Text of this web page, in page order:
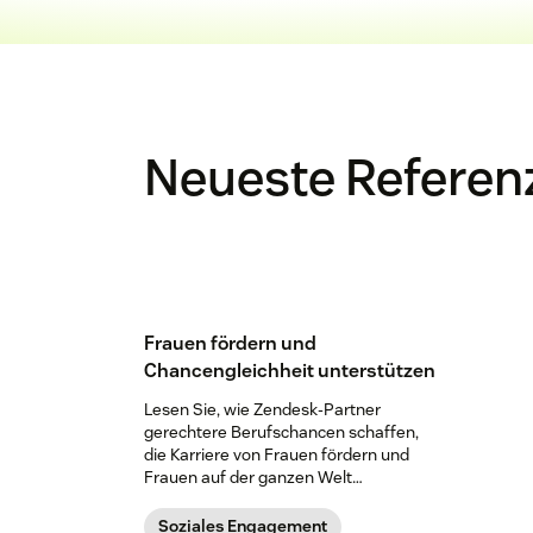
Neueste
Frauen fördern und
Chancengleichheit unterstützen
Lesen Sie, wie Zendesk-Partner
gerechtere Berufschancen schaffen,
die Karriere von Frauen fördern und
Frauen auf der ganzen Welt
Soziales Engagement